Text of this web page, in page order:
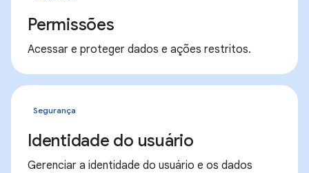
Permissões
Acessar e proteger dados e ações restritos.
Segurança
Identidade do usuário
Gerenciar a identidade do usuário e os dados